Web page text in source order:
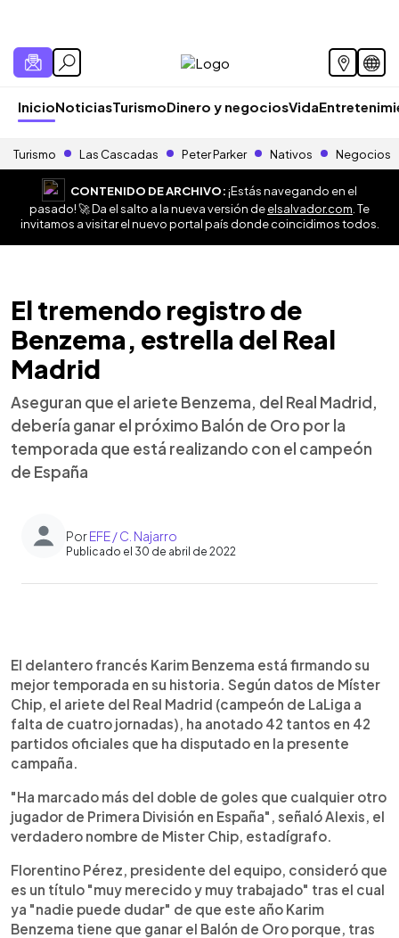
InicioNoticiasTurismoDinero y negociosVida
Turismo Las Cascadas Peter Parker Nativos Negocios
CONTENIDO DE ARCHIVO:¡Estás navegando en el
pasado! 🚀 Da el salto a la nueva versión deelsalvador.com . Te
invitamos a visitar el nuevo portal país donde coincidimos todos.
El tremendo registro de
Benzema, estrella del Real
Madrid
Aseguran que el ariete Benzema, del Real Madrid,
debería ganar el próximo Balón de Oro por la
temporada que está realizando con el campeón
de España
PorEFE / C. Najarro
Publicado el 30 de abril de 2022
► Escuchar artículo
El delantero francés Karim Benzema está firmando su
mejor temporada en su historia. Según datos de Míster
Chip, el ariete del Real Madrid (campeón de LaLiga a
falta de cuatro jornadas), ha anotado 42 tantos en 42
partidos oficiales que ha disputado en la presente
campaña.
"Ha marcado más del doble de goles que cualquier otro
jugador de Primera División en España", señaló Alexis, el
verdadero nombre de Mister Chip, estadígrafo.
Florentino Pérez, presidente del equipo, consideró que
es un título "muy merecido y muy trabajado" tras el cual
ya "nadie puede dudar" de que este año Karim
Benzema tiene que ganar el Balón de Oro porque, tras